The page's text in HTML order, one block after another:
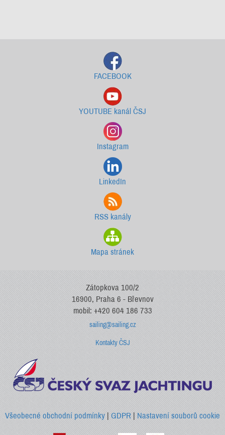
FACEBOOK
YOUTUBE kanál ČSJ
Instagram
LinkedIn
RSS kanály
Mapa stránek
Zátopkova 100/2
16900, Praha 6 - Břevnov
mobil: +420 604 186 733
sailing@sailing.cz
Kontakty ČSJ
Všeobecné obchodní podmínky |GDPR |Nastavení souborů cookie